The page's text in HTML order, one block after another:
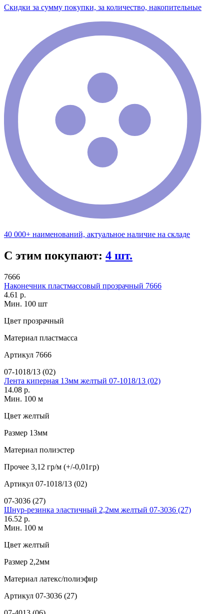
Скидки за сумму покупки, за количество, накопительные
40 000+ наименований, актуальное наличие на складе
С этим покупают: 4 шт.
7666
Наконечник пластмассовый прозрачный 7666
4.61 р.
Мин. 100 шт
Цвет прозрачный
Материал пластмасса
Артикул 7666
07-1018/13 (02)
Лента киперная 13мм желтый 07-1018/13 (02)
14.08 р.
Мин. 100 м
Цвет желтый
Размер 13мм
Материал полиэстер
Прочее 3,12 гр/м (+/-0,01гр)
Артикул 07-1018/13 (02)
07-3036 (27)
Шнур-резинка эластичный 2,2мм желтый 07-3036 (27)
16.52 р.
Мин. 100 м
Цвет желтый
Размер 2,2мм
Материал латекс/полиэфир
Артикул 07-3036 (27)